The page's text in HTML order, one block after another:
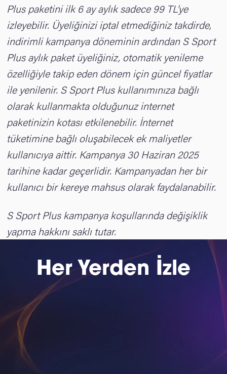
Plus paketini ilk 6 ay aylık sadece 99 TL’ye
izleyebilir. Üyeliğinizi iptal etmediğiniz takdirde,
indirimli kampanya döneminin ardından S Sport
Plus aylık paket üyeliğiniz, otomatik yenileme
özelliğiyle takip eden dönem için güncel fiyatlar
ile yenilenir. S Sport Plus kullanımınıza bağlı
olarak kullanmakta olduğunuz internet
paketinizin kotası etkilenebilir. İnternet
tüketimine bağlı oluşabilecek ek maliyetler
kullanıcıya aittir. Kampanya 30 Haziran 2025
tarihine kadar geçerlidir. Kampanyadan her bir
kullanıcı bir kereye mahsus olarak faydalanabilir.
S Sport Plus kampanya koşullarında değişiklik
yapma hakkını saklı tutar.
Her Yerden İzle